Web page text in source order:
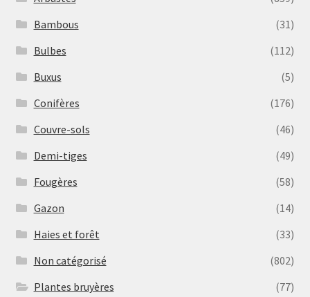
Bambous
(31)
Bulbes
(112)
Buxus
(5)
Conifères
(176)
Couvre-sols
(46)
Demi-tiges
(49)
Fougères
(58)
Gazon
(14)
Haies et forêt
(33)
Non catégorisé
(802)
Plantes bruyères
(77)